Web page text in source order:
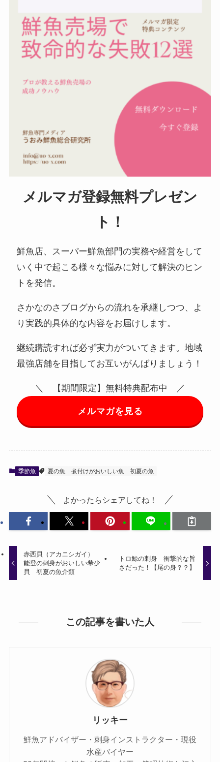
メルマガ登録無料プレゼン
ト！
鮮魚店、スーパー鮮魚部門の実務や経営をして
いく中で起こる様々な悩みに対して解決のヒン
トを発信。
さかなのさブログからの流れを承継しつつ、よ
り実践的具体的な内容をお届けします。
継続購読すれば必ず実力がついてきます。地域
最強店舗を目指してお互いがんばりましょう！
＼ 【期間限定】無料特典配布中 ／
メルマガを見る
季節魚 夏の魚 煮付けがおいしい魚 初夏の魚
よかったらシェアしてね！
赤西貝（アカニシガイ）
能登の刺身がおいしい希少
貝 初夏の魚介類
トロ鯨の刺身 衝撃的な旨
さだった！【尾の身？？】
この記事を書いた人
リッキー
鮮魚アドバイザー・刺身インストラクター・現役
水産バイヤー